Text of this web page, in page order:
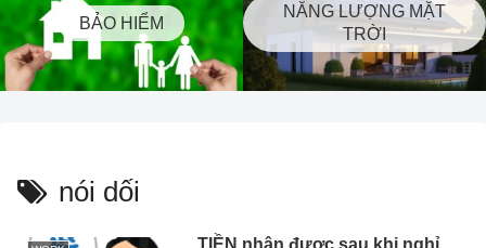
BẢO HIỂM
NĂNG LƯỢNG MẶT
TRỜI
nói dối
TIỀN nhận được sau khi nghỉ